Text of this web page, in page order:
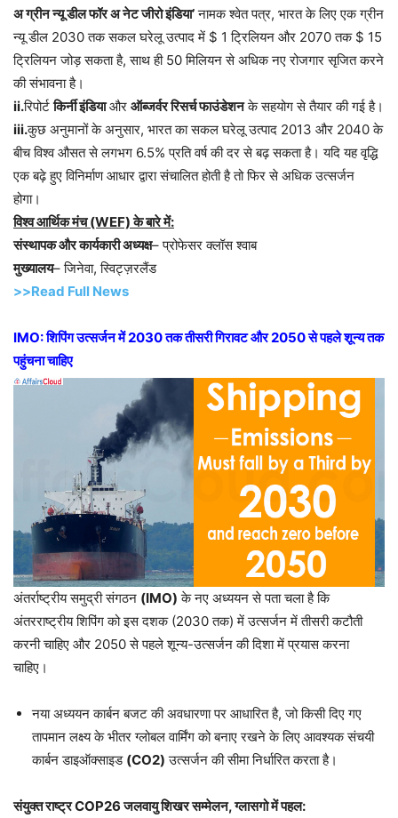
अ ग्रीन न्यू डील फॉर अ नेट जीरो इंडिया’नामक श्वेत पत्र, भारत के लिए एक ग्रीन
न्यू डील 2030 तक सकल घरेलू उत्पाद में $ 1 ट्रिलियन और 2070 तक $ 15
ट्रिलियन जोड़ सकता है, साथ ही 50 मिलियन से अधिक नए रोजगार सृजित करने
की संभावना है।
ii.रिपोर्टकिर्नी इंडियाऔर ऑब्जर्वर रिसर्च फाउंडेशनके सहयोग से तैयार की गई है।
iii.कुछ अनुमानों के अनुसार, भारत का सकल घरेलू उत्पाद 2013 और 2040 के
बीच विश्व औसत से लगभग 6.5% प्रति वर्ष की दर से बढ़ सकता है। यदि यह वृद्धि
एक बढ़े हुए विनिर्माण आधार द्वारा संचालित होती है तो फिर से अधिक उत्सर्जन
होगा।
विश्व आर्थिक मंच (WEF) के बारे में:
संस्थापक और कार्यकारी अध्यक्ष– प्रोफेसर क्लॉस श्वाब
मुख्यालय– जिनेवा, स्विट्ज़रलैंड
>>Read Full News
IMO: शिपिंग उत्सर्जन में 2030 तक तीसरी गिरावट और 2050 से पहले शून्य तक
पहुंचना चाहिए
अंतर्राष्ट्रीय समुद्री संगठन (IMO) के नए अध्ययन से पता चला है कि
अंतरराष्ट्रीय शिपिंग को इस दशक (2030 तक) में उत्सर्जन में तीसरी कटौती
करनी चाहिए और 2050 से पहले शून्य-उत्सर्जन की दिशा में प्रयास करना
चाहिए।
नया अध्ययन कार्बन बजट की अवधारणा पर आधारित है, जो किसी दिए गए
तापमान लक्ष्य के भीतर ग्लोबल वार्मिंग को बनाए रखने के लिए आवश्यक संचयी
कार्बन डाइऑक्साइड (CO2) उत्सर्जन की सीमा निर्धारित करता है।
संयुक्त राष्ट्र COP26 जलवायु शिखर सम्मेलन, ग्लासगो में पहल: